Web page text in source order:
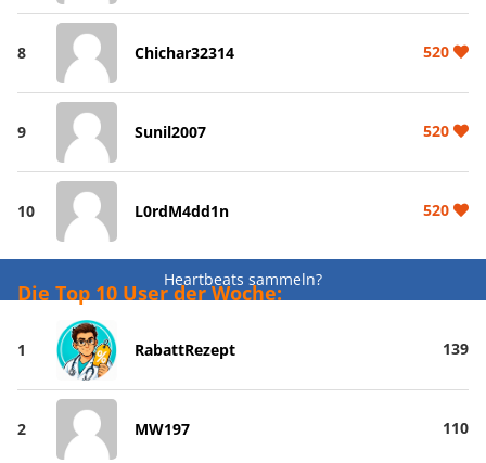
8 Chichar32314 520
9 Sunil2007 520
10 L0rdM4dd1n 520
Heartbeats sammeln?
Die Top 10 User der Woche:
1 RabattRezept 139
2 MW197 110